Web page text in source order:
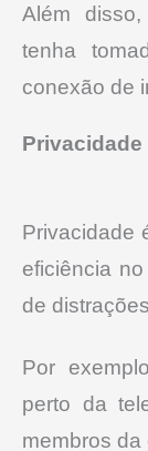
Além
tenha
conexão de
Privacidade
Privacidade
eficiência
de
Por
perto da
membros da